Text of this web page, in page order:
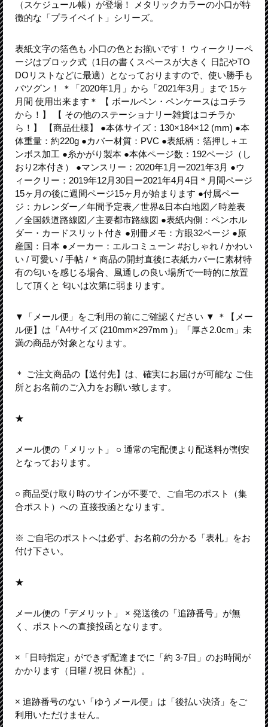
（スケジュール帳）が登場！ メタリックカラーの小口が特
徴的な「プライベイト」シリーズ。
表紙文字の箔色も 小口の色とお揃いです！ ウィークリーペ
ージはブロック式（1日の書くスペースが大きく 日記やTO
DOリストなどに最適）となっておりますので、使い勝手も
バツグン！ ＊「2020年1月」から「2021年3月」まで 15ヶ
月間 使用出来ます＊ 【 ボールペン・ペンケースはコチラ
から！】 【 その他のステーショナリー雑貨はコチラか
ら！】 【商品仕様】 ●本体サイズ：130×184×12 (mm) ●本
体重量：約220g ●カバー材質：PVC ●表紙柄：箔押し＋エ
ンボス加工 ●糸かがり製本 ●本体ページ数：192ページ（し
おり2本付き） ●マンスリー：2020年1月ー2021年3月 ●ウ
ィークリー：2019年12月30日ー2021年4月4日＊月間ページ
15ヶ月の後に週間ページ15ヶ月が始まります ●付属ペー
ジ：カレンダー／年間予定表／世界&日本白地図／時差表
／全国鉄道路線図／主要都市路線図 ●表紙内側：ペンホル
ダー・カードスリット付き ●別冊メモ：方眼32ページ ●原
産国：日本 ●メーカー：エルコミューン #おしゃれ / かわい
い / 可愛い / 手帖 / ＊商品の開封直後に表紙カバーに素材特
有の匂いを感じる場合、風通しの良い場所で一時的に放置
して頂くと 匂いは次第に弱まります。
▼「メール便」をご利用の前にご確認ください ▼ ＊【メー
ル便】は「A4サイズ (210mm×297mm )」「厚さ2.0cm」未
満の商品が対象となります。
＊ ご注文商品の【送付先】は、確実にお届けが可能な ご住
所とお名前のご入力をお願い致します。
★
メール便の「メリット」 ○ 通常の宅配便より配送料が割安
となっております。
○ 商品受け取り時のサインが不要で、ご自宅のポスト（集
合ポスト）への 直接投函となります。
※ ご自宅のポストへは必ず、お名前の分かる「表札」をお
付け下さい。
★
メール便の「デメリット」 × 発送後の「追跡番号」が無
く、ポストへの直接投函となります。
×「日時指定」ができず配達までに「約 3-7日」のお時間が
かかります（日曜 / 祝日 休配）。
× 追跡番号のない「ゆうメール便」は「後払い決済」をご
利用いただけません。